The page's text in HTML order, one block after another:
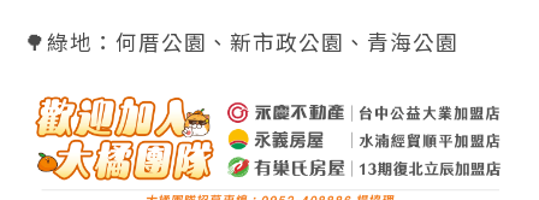
🌳綠地：何厝公園、新市政公園、青海公園